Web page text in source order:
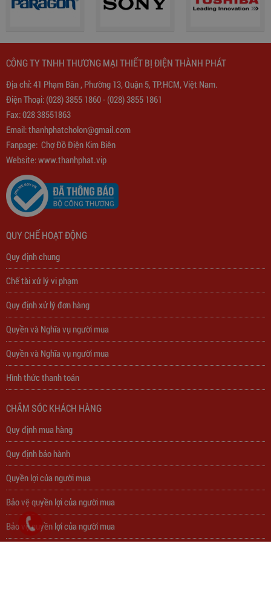
Biến Áp Đổi Nguồn DN020
775,000đ
Trạm Sạc Điện Thoại 2D22N5USB
310,000
CÔNG TY TNHH THƯƠNG MẠI THIẾT BỊ ĐIỆN THÀNH PHÁT
Địa chỉ: 41 Phạm Bân , Phường 13, Quận 5, TP.HCM, Việt Nam.
Điện Thoại: (028) 3855 1860- (028) 3855 1861
Fax: 028 38551863
Email:thanhphatcholon@gmail.com
Fanpage: Chợ Đồ Điện Kim Biên
Website: www.thanhphat.vip
QUY CHẾ HOẠT ĐỘNG
Quy định chung
Chế tài xử lý vi phạm
Quy định xử lý đơn hàng
Quyền và Nghĩa vụ người mua
Quyền và Nghĩa vụ người mua
Hình thức thanh toán
CHẮM SÓC KHÁCH HÀNG
Quy định mua hàng
Quy định bảo hành
Quyền lợi của người mua
Bảo vệ quyền lợi của người mua
Bảo vệ quyền lợi của người mua